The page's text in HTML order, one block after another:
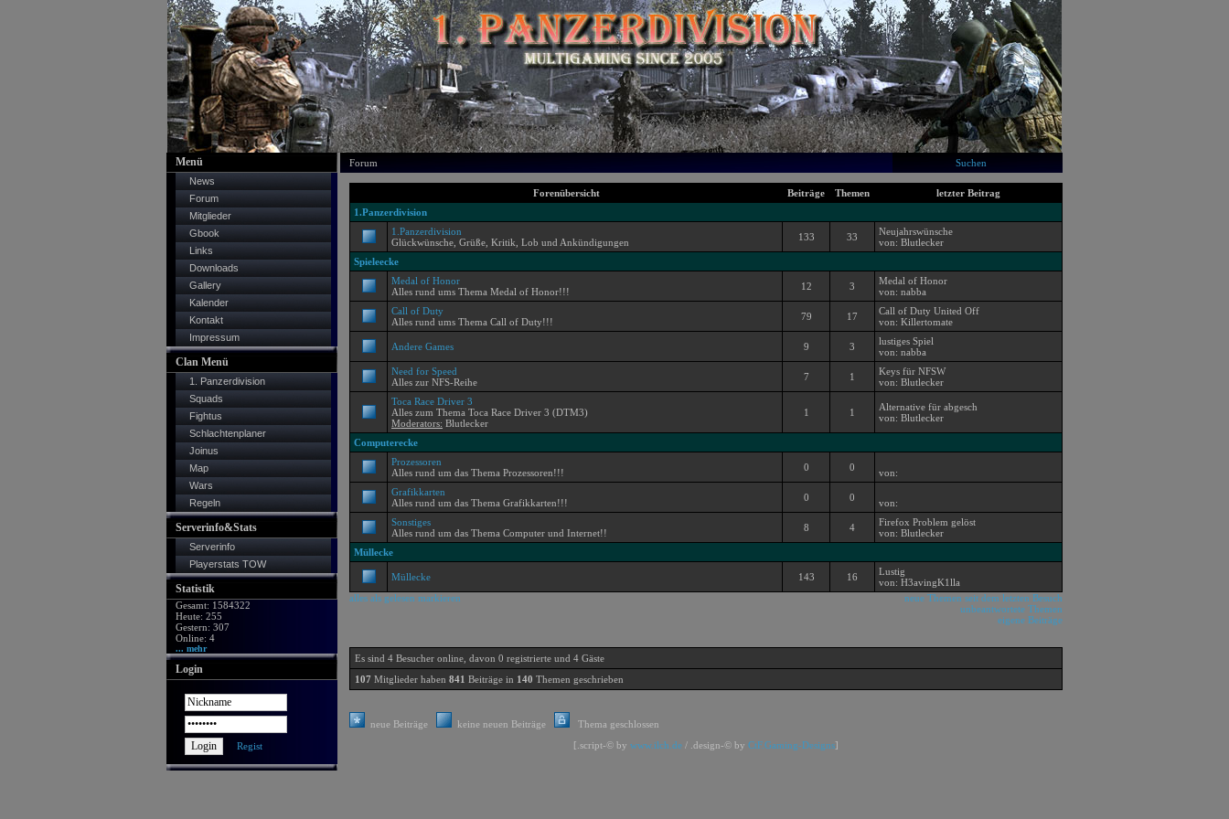
Menü
News
Forum
Mitglieder
Gbook
Links
Downloads
Gallery
Kalender
Kontakt
Impressum
Clan Menü
1. Panzerdivision
Squads
Fightus
Schlachtenplaner
Joinus
Map
Wars
Regeln
Serverinfo&Stats
Serverinfo
Playerstats TOW
Statistik
Gesamt: 1584322
Heute: 255
Gestern: 307
Online: 4
... mehr
Login
Regist
Forum Suchen
Forenübersicht Beiträge Themen
letzter Beitrag
1.Panzerdivision
1.Panzerdivision
Glückwünsche, Grüße, Kritik, Lob und Ankündigungen
133 33
Neujahrswünsche
von: Blutlecker
Spieleecke
Medal of Honor
Alles rund ums Thema Medal of Honor!!!
12 3
Medal of Honor
von: nabba
Call of Duty
Alles rund ums Thema Call of Duty!!!
79 17
Call of Duty United Off
von: Killertomate
Andere Games 9 3
lustiges Spiel
von: nabba
Need for Speed
Alles zur NFS-Reihe
7 1
Keys für NFSW
von: Blutlecker
Toca Race Driver 3
Alles zum Thema Toca Race Driver 3 (DTM3)
Moderators: Blutlecker
1 1
Alternative für abgesch
von: Blutlecker
Computerecke
Prozessoren
Alles rund um das Thema Prozessoren!!!
0 0
von:
Grafikkarten
Alles rund um das Thema Grafikkarten!!!
0 0
von:
Sonstiges
Alles rund um das Thema Computer und Internet!!
8 4
Firefox Problem gelöst
von: Blutlecker
Müllecke
Müllecke 143 16
Lustig
von: H3avingK1lla
alles als gelesen markieren
neue Themen seit dem letzten Besuch
unbeantwortete Themen
eigene Beiträge
Es sind 4 Besucher online, davon 0 registrierte und 4 Gäste
107 Mitglieder haben 841 Beiträge in 140 Themen geschrieben
neue Beiträge keine neuen Beiträge
Thema geschlossen
[.script-© by www.ilch.de / .design-© by CtF.Gaming-Designs]